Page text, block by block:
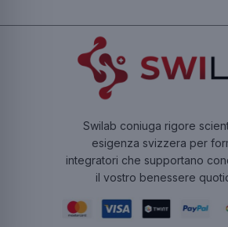
Swilab coniuga rigore
esigenza svizzera per
integratori che supportano
il vostro benessere